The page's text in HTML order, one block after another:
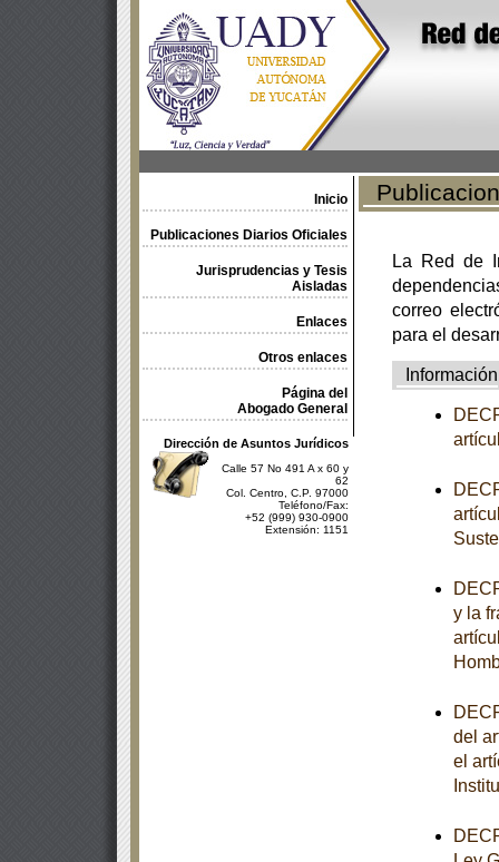
Inicio
Publicaciones Diarios Oficiales
Jurisprudencias y Tesis
Aisladas
Enlaces
Otros enlaces
Página del
Abogado General
Dirección de Asuntos Jurídicos
Calle 57 No 491 A x 60 y
62
Col. Centro, C.P. 97000
Teléfono/Fax:
+52 (999) 930-0900
Extensión: 1151
La Red de
correo
para el
Información
y la
del
el